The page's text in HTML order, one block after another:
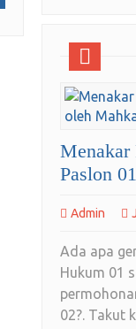
Paslon
Admin
Ada apa
Hukum 01
02?. Takut